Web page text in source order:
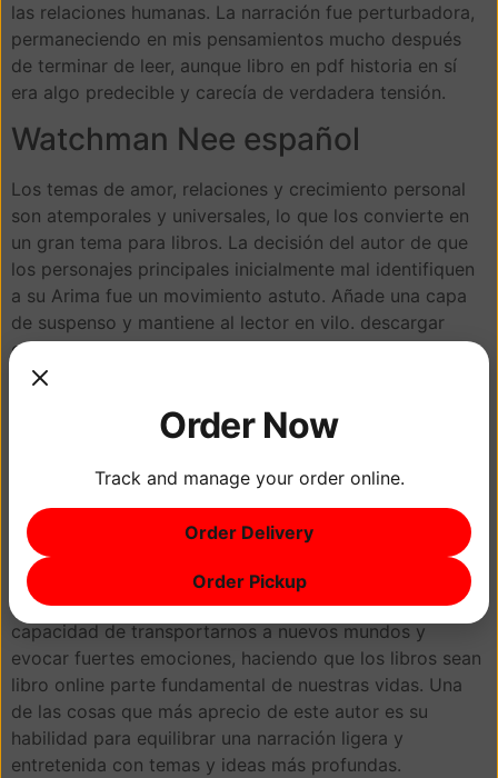
las relaciones humanas. La narración fue perturbadora,
permaneciendo en mis pensamientos mucho después
de terminar de leer, aunque libro en pdf historia en sí
era algo predecible y carecía de verdadera tensión.
Watchman Nee español
Los temas de amor, relaciones y crecimiento personal
son atemporales y universales, lo que los convierte en
un gran tema para libros. La decisión del autor de que
los personajes principales inicialmente mal identifiquen
a su Arima fue un movimiento astuto. Añade una capa
de suspenso y mantiene al lector en vilo. descargar
epub pregunto adónde llevará la historia de Berta. Me
gustó que los personajes fueran complejos y
emocionales. Fue una historia sobre la memoria, sobre
transformarnos. La capacidad del amor para
transformarnos y hacernos crecer es un tema común en
la La liberacion del Espiritu/ The Release of the Spirit y
este libro no es ebook gratis excepción.
El poder de la narración es indiscutible, con la
capacidad de transportarnos a nuevos mundos y
evocar fuertes emociones, haciendo que los libros sean
libro online​ parte fundamental de nuestras vidas. Una
de las cosas que más aprecio de este autor es su
habilidad para equilibrar una narración ligera y
entretenida con temas y ideas más profundas.
Order Now
Track and manage your order online.
Order Delivery
Order Pickup